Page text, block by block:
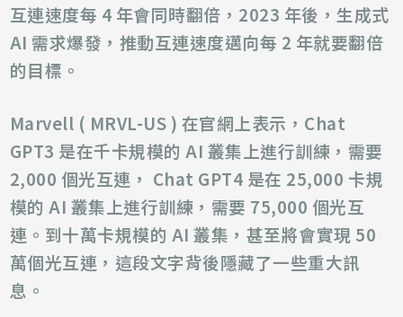
互連速度每 4 年會同時翻倍，2023 年後，生成式
AI 需求爆發，推動互連速度邁向每 2 年就要翻倍
的目標。
Marvell ( MRVL-US ) 在官網上表示，Chat
GPT3 是在千卡規模的 AI 叢集上進行訓練，需要
2,000 個光互連， Chat GPT4 是在 25,000 卡規
模的 AI 叢集上進行訓練，需要 75,000 個光互
連。到十萬卡規模的 AI 叢集，甚至將會實現 50
萬個光互連，這段文字背後隱藏了一些重大訊
息。